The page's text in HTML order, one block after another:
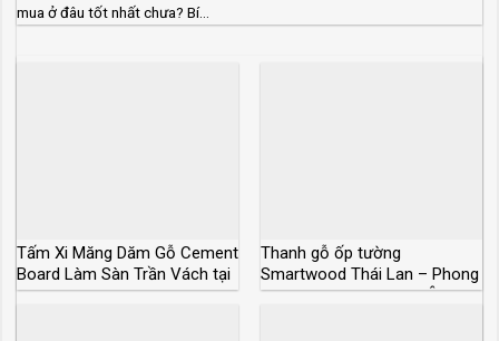
mua ở đâu tốt nhất chưa? Bí...
Tấm Xi Măng Dăm Gỗ Cement
Board Làm Sàn Trần Vách tại
Tphcm
Thanh gỗ ốp tường
Smartwood Thái Lan – Phong
cách sang trọng Châu Âu